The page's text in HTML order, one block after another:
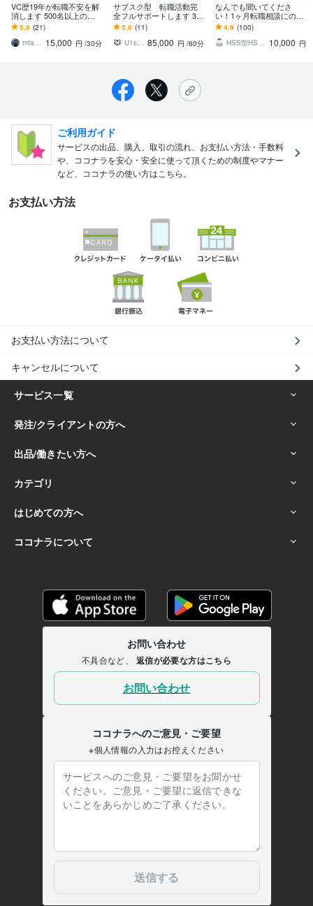
VC歴19年が転職不安を解
消します 500名以上の経
営者を見たVCが、キャリ
アを共に整理します。
5.0 (21)
mtaka1219 15,000 円 /30分
サブスク型 転職活動完
全フルサポートします 30
日85,000円 無制限で書類
添削から面接まで対策
5.0 (11)
U1support 85,000 円 /60分
なんでも聞いてくださ
い！1ヶ月転職相談にのり
ます メッセージのみで安
心★初めての転職・職歴
が多い方に強みあり！
4.9 (100)
HSS型HSPしんた｜価値観発掘コーチ 10,000 円
ご利用ガイド
サービスの出品、購入、取引の流れ、お支払い方法・手数料
や、ココナラを安心・安全に使って頂くための制度やマナー
など、ココナラの使い方はこちら。
お支払い方法
お支払い方法について
キャンセルについて